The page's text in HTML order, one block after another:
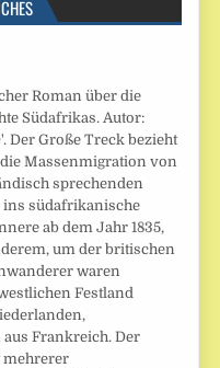
Roman über die
Südafrikas. Autor:
Der Große Treck bezieht
Massenmigration von
sprechenden
ins südafrikanische
ab dem Jahr 1835,
um der britischen
waren
Festland
Frankreich. Der
mehrerer